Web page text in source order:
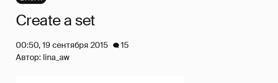
Create a set
00:50, 19 сентября 2015
15
Автор: lina_aw